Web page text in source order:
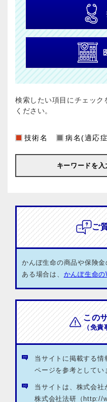
検索したい項目にチェック
ください。
技術名 病名(適応
ご
かんぽ生命の商品や保険
ある場合は、 かんぽ生命の
この
（免
当サイトに掲載する
ページを参考としてい
当サイトは、株式会
株式会社法研（http://